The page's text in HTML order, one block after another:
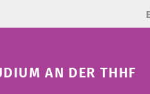
AN DER THHF